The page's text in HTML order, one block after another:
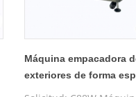
Máquina empacadora
exteriores de forma